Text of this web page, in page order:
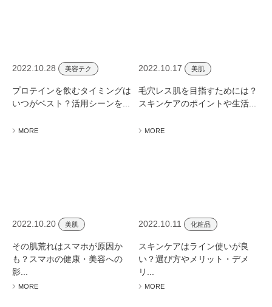
肌改善のプロと
お悩みから記事
を探す
日焼け
のしわ 敏感肌 た
るみ シミ
ミューズへの伝
2022.10.28 美容テク
プロテインを飲むタイミングは
いつがベスト？活用シーンを...
MORE
2022.10.17 美肌
毛穴レス肌を目指すためには？
スキンケアのポイントや生活...
MORE
2022.10.20 美肌
その肌荒れはスマホが原因か
も？スマホの健康・美容への
影...
MORE
2022.10.11 化粧品
スキンケアはライン使いが良
い？選び方やメリット・デメ
リ...
MORE